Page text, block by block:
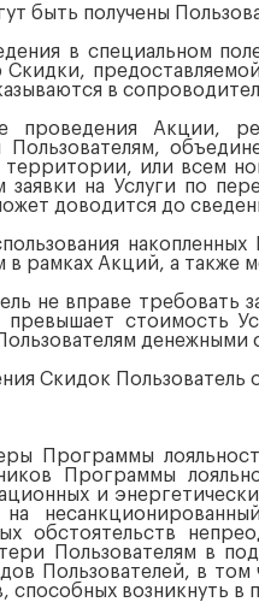
быть получены
в специальном
в
проведения Акции,
Пользователям,
территории, или всем
заявки на Услуги по
доводится до
в рамках Акций, а также
не вправе требовать
превышает стоимость
денежными
Скидок
Программы
Программы
и
на
обстоятельств
Пользователям в
Пользователей, в
способных возникнуть в